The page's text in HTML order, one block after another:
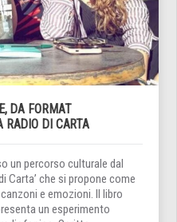
DA FORMAT
RADIO DI CARTA
un percorso culturale dal
Carta’ che si propone come
e emozioni. Il libro
un esperimento